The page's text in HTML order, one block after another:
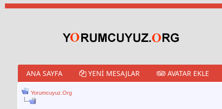
ANA SAYFA YENI MESAJLAR AVATAR EKLE
Yorumcuyuz.Org